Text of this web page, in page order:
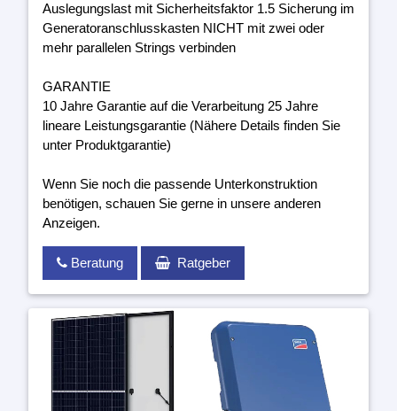
Auslegungslast mit Sicherheitsfaktor 1.5 Sicherung im
Generatoranschlusskasten NICHT mit zwei oder
mehr parallelen Strings verbinden
GARANTIE
10 Jahre Garantie auf die Verarbeitung 25 Jahre
lineare Leistungsgarantie (Nähere Details finden Sie
unter Produktgarantie)
Wenn Sie noch die passende Unterkonstruktion
benötigen, schauen Sie gerne in unsere anderen
Anzeigen.
Beratung Ratgeber